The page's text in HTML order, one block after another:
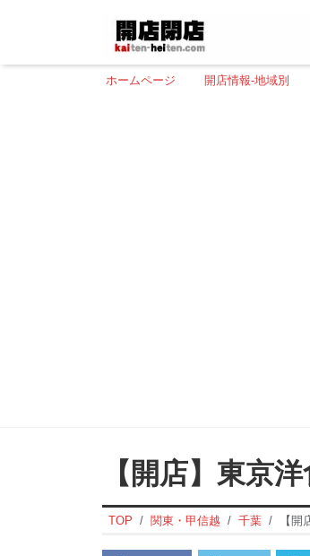
ホームページ 開店情報-地域別
【開店】東京
TOP 関東・甲信越 千葉 【